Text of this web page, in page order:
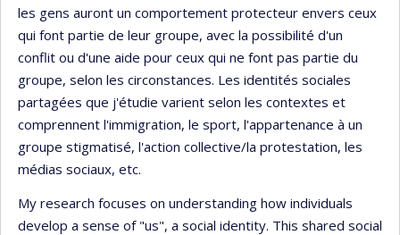
les gens auront un comportement protecteur envers ceux
qui font partie de leur groupe, avec la possibilité d'un
conflit ou d'une aide pour ceux qui ne font pas partie du
groupe, selon les circonstances. Les identités sociales
partagées que j'étudie varient selon les contextes et
comprennent l'immigration, le sport, l'appartenance à un
groupe stigmatisé, l'action collective/la protestation, les
médias sociaux, etc.
My research focuses on understanding how individuals
develop a sense of "us", a social identity. This shared social